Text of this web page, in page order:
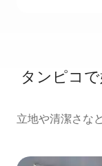
タンピコ
立地や清潔さな